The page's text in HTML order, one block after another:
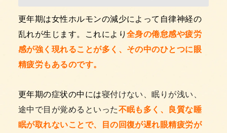
更年期は女性ホルモンの減少によって自律神経の
乱れが生じます。これにより全身の倦怠感や疲労
感が強く現れることが多く、その中のひとつに眼
精疲労もあるのです。
更年期の症状の中には寝付けない、眠りが浅い、
途中で目が覚めるといった不眠も多く、良質な睡
眠が取れないことで、目の回復が遅れ眼精疲労が